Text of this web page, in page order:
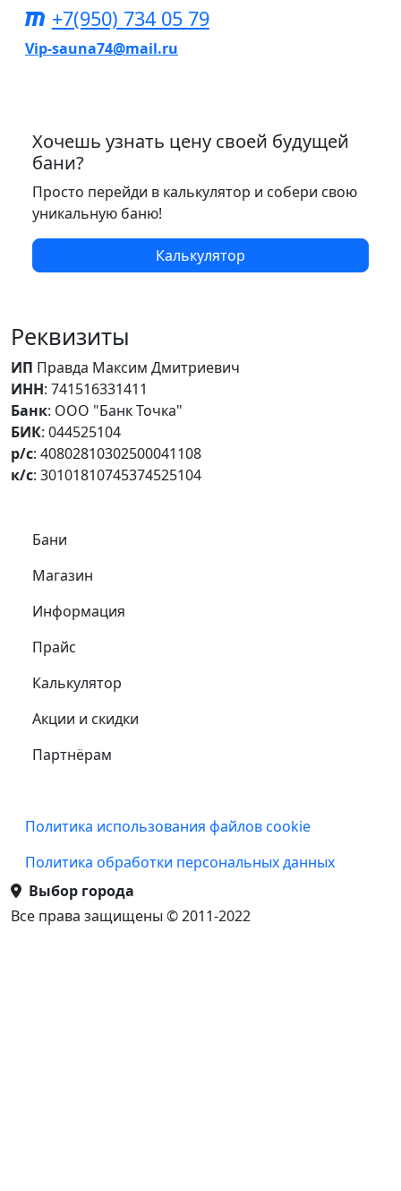
+7(950) 734 05 79
Vip-sauna74@mail.ru
Хочешь узнать цену своей будущей
бани?
Просто перейди в калькулятор и собери свою
уникальную баню!
Калькулятор
Реквизиты
ИП Правда Максим Дмитриевич
ИНН: 741516331411
Банк: ООО "Банк Точка"
БИК: 044525104
р/с: 40802810302500041108
к/с: 30101810745374525104
Самое важное
Бани
Магазин
Информация
Прайс
Калькулятор
Акции и скидки
Партнёрам
Подвал
Политика использования файлов cookie
Политика обработки персональных данных
Выбор города
Все права защищены © 2011-2022